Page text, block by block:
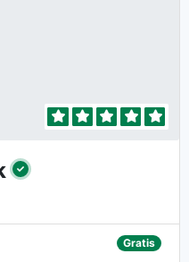
Gratis